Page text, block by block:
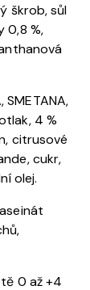
škrob, sůl
0,8 %,
SMETANA,
4 %
citrusové
cukr,
olej.
0 až +4